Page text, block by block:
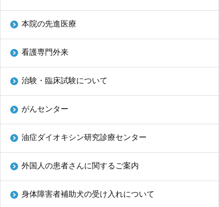
本院の先進医療
看護専門外来
治験・臨床試験について
がんセンター
油症ダイオキシン研究診療センター
外国人の患者さんに関するご案内
身体障害者補助犬の受け入れについて